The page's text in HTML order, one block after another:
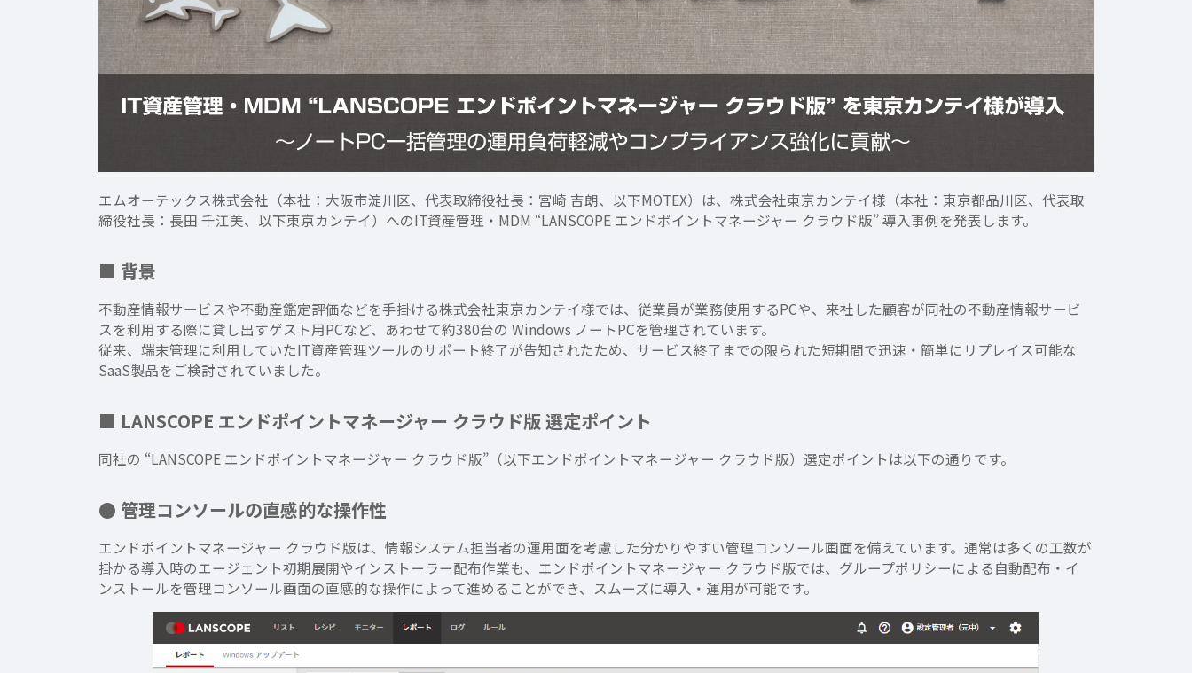
エムオーテックス株式会社（本社：大阪市淀川区、代表取締役社長：宮崎 吉朗、以下MOTEX）は、株式会社東京カンテイ様（本社：東京都品川区、代表取
締役社長：長田 千江美、以下東京カンテイ）へのIT資産管理・MDM “LANSCOPE エンドポイントマネージャー クラウド版” 導入事例を発表します。
■ 背景
不動産情報サービスや不動産鑑定評価などを手掛ける株式会社東京カンテイ様では、従業員が業務使用するPCや、来社した顧客が同社の不動産情報サービ
スを利用する際に貸し出すゲスト用PCなど、あわせて約380台の Windows ノートPCを管理されています。
従来、端末管理に利用していたIT資産管理ツールのサポート終了が告知されたため、サービス終了までの限られた短期間で迅速・簡単にリプレイス可能な
SaaS製品をご検討されていました。
■ LANSCOPE エンドポイントマネージャー クラウド版 選定ポイント
同社の “LANSCOPE エンドポイントマネージャー クラウド版”（以下エンドポイントマネージャー クラウド版）選定ポイントは以下の通りです。
● 管理コンソールの直感的な操作性
エンドポイントマネージャー クラウド版は、情報システム担当者の運用面を考慮した分かりやすい管理コンソール画面を備えています。通常は多くの工数が
掛かる導入時のエージェント初期展開やインストーラー配布作業も、エンドポイントマネージャー クラウド版では、グループポリシーによる自動配布・イ
ンストールを管理コンソール画面の直感的な操作によって進めることができ、スムーズに導入・運用が可能です。